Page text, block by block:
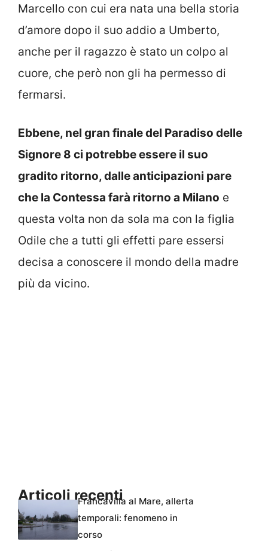
Marcello con cui era nata una bella storia
d’amore dopo il suo addio a Umberto,
anche per il ragazzo è stato un colpo al
cuore, che però non gli ha permesso di
fermarsi.
Ebbene, nel gran finale del Paradiso delle
Signore 8 ci potrebbe essere il suo
gradito ritorno, dalle anticipazioni pare
che la Contessa farà ritorno a Milano e
questa volta non da sola ma con la figlia
Odile che a tutti gli effetti pare essersi
decisa a conoscere il mondo della madre
più da vicino.
Articoli recentiFrancavilla al Mare, allerta
temporali: fenomeno in
corso